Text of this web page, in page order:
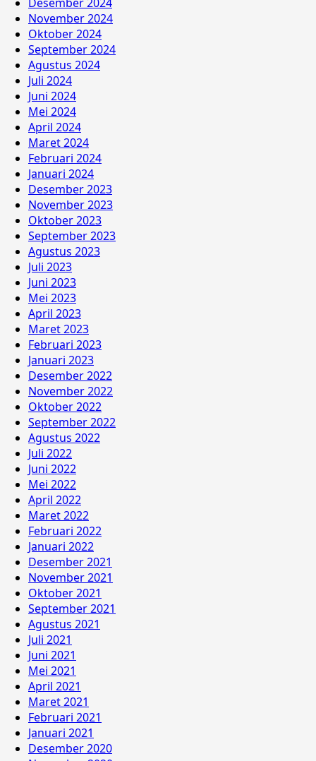
November 2024
Oktober 2024
September 2024
Agustus 2024
Juli 2024
Juni 2024
Mei 2024
April 2024
Maret 2024
Februari 2024
Januari 2024
Desember 2023
November 2023
Oktober 2023
September 2023
Agustus 2023
Juli 2023
Juni 2023
Mei 2023
April 2023
Maret 2023
Februari 2023
Januari 2023
Desember 2022
November 2022
Oktober 2022
September 2022
Agustus 2022
Juli 2022
Juni 2022
Mei 2022
April 2022
Maret 2022
Februari 2022
Januari 2022
Desember 2021
November 2021
Oktober 2021
September 2021
Agustus 2021
Juli 2021
Juni 2021
Mei 2021
April 2021
Maret 2021
Februari 2021
Januari 2021
Desember 2020